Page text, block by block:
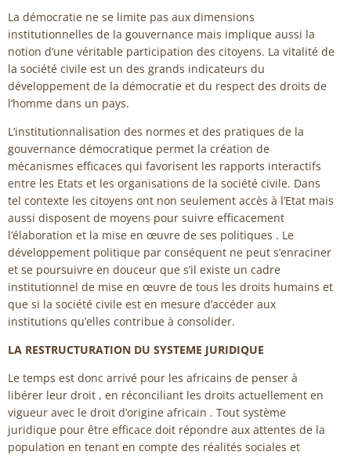
La démocratie ne se limite pas aux dimensions
institutionnelles de la gouvernance mais implique aussi la
notion d’une véritable participation des citoyens. La vitalité de
la société civile est un des grands indicateurs du
développement de la démocratie et du respect des droits de
l’homme dans un pays.
L’institutionnalisation des normes et des pratiques de la
gouvernance démocratique permet la création de
mécanismes efficaces qui favorisent les rapports interactifs
entre les Etats et les organisations de la société civile. Dans
tel contexte les citoyens ont non seulement accès à l’Etat mais
aussi disposent de moyens pour suivre efficacement
l’élaboration et la mise en œuvre de ses politiques . Le
développement politique par conséquent ne peut s’enraciner
et se poursuivre en douceur que s’il existe un cadre
institutionnel de mise en œuvre de tous les droits humains et
que si la société civile est en mesure d’accéder aux
institutions qu’elles contribue à consolider.
LA RESTRUCTURATION DU SYSTEME JURIDIQUE
Le temps est donc arrivé pour les africains de penser à
libérer leur droit , en réconciliant les droits actuellement en
vigueur avec le droit d’origine africain . Tout système
juridique pour être efficace doit répondre aux attentes de la
population en tenant en compte des réalités sociales et